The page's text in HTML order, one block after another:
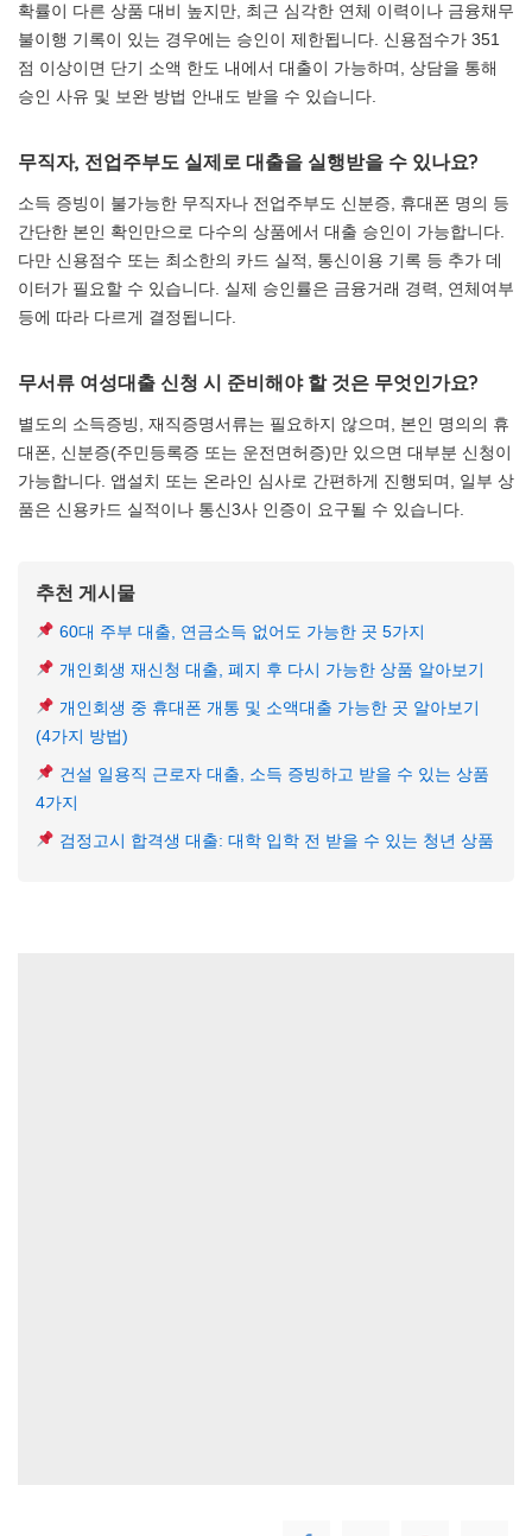
확률이 다른 상품 대비 높지만, 최근 심각한 연체 이력이나 금융채무
불이행 기록이 있는 경우에는 승인이 제한됩니다. 신용점수가 351
점 이상이면 단기 소액 한도 내에서 대출이 가능하며, 상담을 통해
승인 사유 및 보완 방법 안내도 받을 수 있습니다.
무직자, 전업주부도 실제로 대출을 실행받을 수 있나요?
소득 증빙이 불가능한 무직자나 전업주부도 신분증, 휴대폰 명의 등
간단한 본인 확인만으로 다수의 상품에서 대출 승인이 가능합니다.
다만 신용점수 또는 최소한의 카드 실적, 통신이용 기록 등 추가 데
이터가 필요할 수 있습니다. 실제 승인률은 금융거래 경력, 연체여부
등에 따라 다르게 결정됩니다.
무서류 여성대출 신청 시 준비해야 할 것은 무엇인가요?
별도의 소득증빙, 재직증명서류는 필요하지 않으며, 본인 명의의 휴
대폰, 신분증(주민등록증 또는 운전면허증)만 있으면 대부분 신청이
가능합니다. 앱설치 또는 온라인 심사로 간편하게 진행되며, 일부 상
품은 신용카드 실적이나 통신3사 인증이 요구될 수 있습니다.
추천 게시물
60대 주부 대출, 연금소득 없어도 가능한 곳 5가지
개인회생 재신청 대출, 폐지 후 다시 가능한 상품 알아보기
개인회생 중 휴대폰 개통 및 소액대출 가능한 곳 알아보기
(4가지 방법)
건설 일용직 근로자 대출, 소득 증빙하고 받을 수 있는 상품
4가지
검정고시 합격생 대출: 대학 입학 전 받을 수 있는 청년 상품